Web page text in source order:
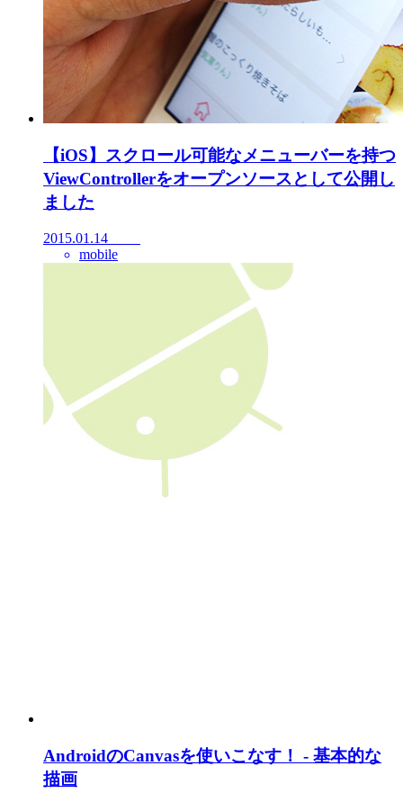
【iOS】スクロール可能なメニューバーを持つ
ViewControllerをオープンソースとして公開し
ました
2015.01.14
mobile
AndroidのCanvasを使いこなす！ - 基本的な
描画